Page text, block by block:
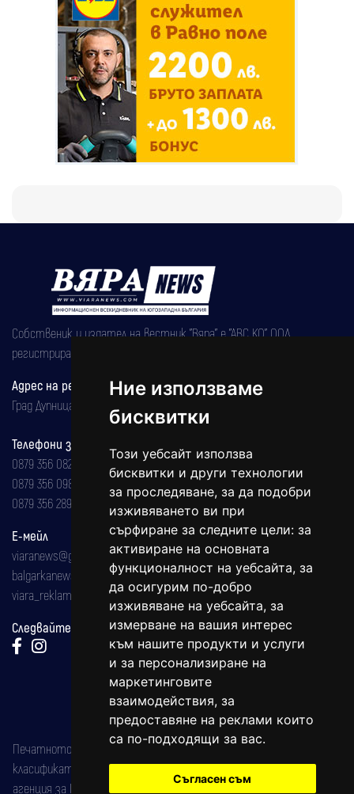
Ние използваме
бисквитки
Този уебсайт използва
бисквитки и други технологии
за проследяване, за да подобри
изживяването ви при
сърфиране за следните цели: за
активиране на основната
функционалност на уебсайта, за
да осигурим по-добро
изживяване на уебсайта, за
измерване на вашия интерес
към нашите продукти и услуги
и за персонализиране на
маркетинговите
взаимодействия, за
предоставяне на реклами които
са по-подходящи за вас.
Съгласен съм
Собственик и издател на вестник "Вяра" е "АВС КО" ООД,
регистрирана на 08.05.2002 година.
Адрес на редакцията
Град Дупница, ул.''Христо Ботев" 43
Телефони за реклама и абонаменти
0879 356 082
0879 356 098
0879 356 289
Е-мейл
viaranews@gmail.com
balgarkanews@gmail.com
viara_reklama@mail.bg
Следвайте ни:
Печатното издание на вестника е регистрирано в националния
класификатор на печатните издания (Българска национална
агенция за ISSN) под номер: ISSN 1312-4722.